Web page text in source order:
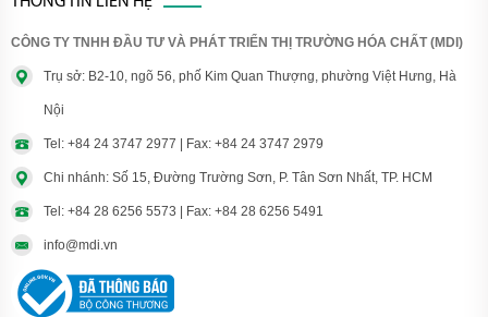
CÔNG TY TNHH ĐẦU TƯ VÀ PHÁT TRIỂN THỊ TRƯỜNG HÓA CHẤT (MDI)
Trụ sở: B2-10, ngõ 56, phố Kim Quan Thượng, phường Việt Hưng, Hà
Nội
Tel: +84 24 3747 2977 | Fax: +84 24 3747 2979
Chi nhánh: Số 15, Đường Trường Sơn, P. Tân Sơn Nhất, TP. HCM
Tel: +84 28 6256 5573 | Fax: +84 28 6256 5491
info@mdi.vn